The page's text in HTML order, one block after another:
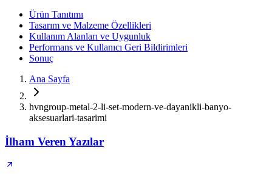
Ürün Tanıtımı
Tasarım ve Malzeme Özellikleri
Kullanım Alanları ve Uygunluk
Performans ve Kullanıcı Geri Bildirimleri
Sonuç
Ana Sayfa
hvngroup-metal-2-li-set-modern-ve-dayanikli-banyo-
aksesuarlari-tasarimi
İlham Veren Yazılar